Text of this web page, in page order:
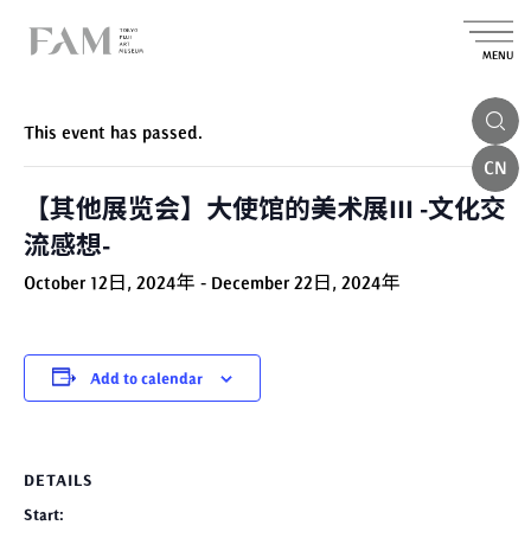
MENU
CN
This event has passed.
【其他展览会】大使馆的美术展III -文化交
流感想-
October 12日, 2024年 - December 22日, 2024年
Add to calendar
DETAILS
Start: